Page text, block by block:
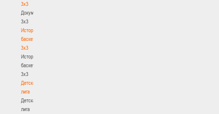
3х3
Документы
3х3
История
баскетбола
3х3
История
баскетбола
3х3
Детская
лига
Детская
лига